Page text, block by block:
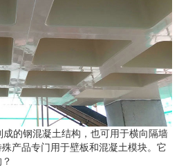
的钢混凝土结构，也可用于横向隔墙
产品专门用于壁板和混凝土模块。它